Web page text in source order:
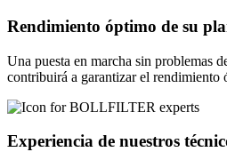
Rendimiento óptimo de su
Una puesta en marcha sin problemas
contribuirá a garantizar el rendimiento
Experiencia de nuestros